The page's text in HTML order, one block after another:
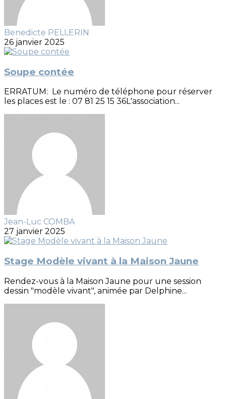
Benedicte PELLERIN
26 janvier 2025
Soupe contée
ERRATUM: Le numéro de téléphone pour réserver
les places est le : 07 81 25 15 36L'association...
Jean-Luc COMBA
27 janvier 2025
Stage Modèle vivant à la Maison Jaune
Rendez-vous à la Maison Jaune pour une session
dessin "modèle vivant", animée par Delphine...